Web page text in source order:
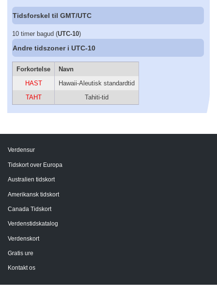
Tidsforskel til GMT/UTC
10 timer bagud (UTC-10)
Andre tidszoner i UTC-10
Forkortelse
Navn
HAST
Hawaii-Aleutisk standardtid
TAHT
Tahiti-tid
Verdensur
Tidskort over Europa
Australien tidskort
Amerikansk tidskort
Canada Tidskort
Verdenstidskatalog
Verdenskort
Gratis ure
Kontakt os